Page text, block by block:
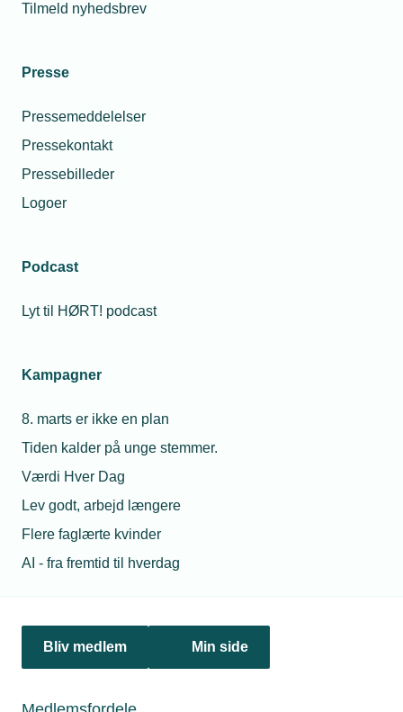
Tilmeld nyhedsbrev
Presse
Pressemeddelelser
Pressekontakt
Pressebilleder
Logoer
Podcast
Lyt til HØRT! podcast
Kampagner
8. marts er ikke en plan
Tiden kalder på unge stemmer.
Værdi Hver Dag
Lev godt, arbejd længere
Flere faglærte kvinder
AI - fra fremtid til hverdag
Bliv medlem Min side
Politik & analyse
jura@tekniq.dk
tekniq@tekniq.dk